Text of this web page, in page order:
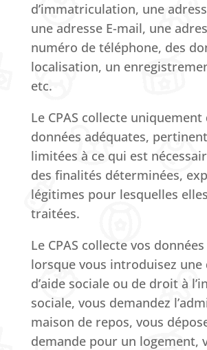
d’immatriculation, une
une adresse E-mail, une
numéro de téléphone, des
localisation, un
etc.
Le CPAS collecte uniquement
données adéquates,
limitées à ce qui est
des finalités déterminées,
légitimes pour lesquelles
traitées.
Le CPAS collecte vos
lorsque vous introduisez une
d’aide sociale ou de droit à
sociale, vous demandez
maison de repos, vous
demande pour un logement,